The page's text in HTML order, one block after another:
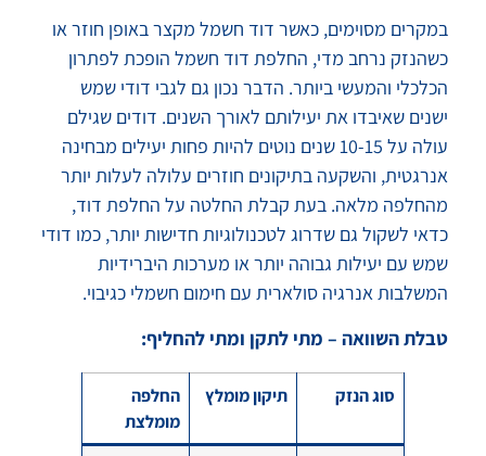
במקרים מסוימים, כאשר דוד חשמל מקצר באופן חוזר או
כשהנזק נרחב מדי, החלפת דוד חשמל הופכת לפתרון
הכלכלי והמעשי ביותר. הדבר נכון גם לגבי דודי שמש
ישנים שאיבדו את יעילותם לאורך השנים. דודים שגילם
עולה על 10-15 שנים נוטים להיות פחות יעילים מבחינה
אנרגטית, והשקעה בתיקונים חוזרים עלולה לעלות יותר
מהחלפה מלאה. בעת קבלת החלטה על החלפת דוד,
כדאי לשקול גם שדרוג לטכנולוגיות חדישות יותר, כמו דודי
שמש עם יעילות גבוהה יותר או מערכות היברידיות
המשלבות אנרגיה סולארית עם חימום חשמלי כגיבוי.
טבלת השוואה – מתי לתקן ומתי להחליף:
סוג הנזק תיקון מומלץ
החלפה
מומלצת